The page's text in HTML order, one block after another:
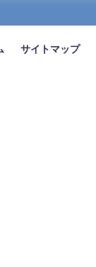
サイトマップ